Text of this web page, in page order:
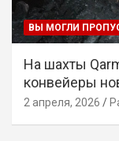
ВЫ МОГЛИ
На шахты
конвейеры
2 апреля, 2026